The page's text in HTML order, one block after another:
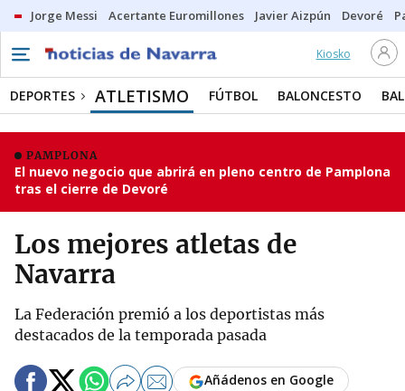
Jorge Messi Acertante Euromillones Javier Aizpún Devoré
Kiosko
DEPORTES ATLETISMO FÚTBOL BALONCESTO
PAMPLONA
El nuevo negocio que abrirá en pleno centro de Pamplona
tras el cierre de Devoré
Los mejores atletas de
Navarra
La Federación premió a los deportistas más
destacados de la temporada pasada
Añádenos en Google